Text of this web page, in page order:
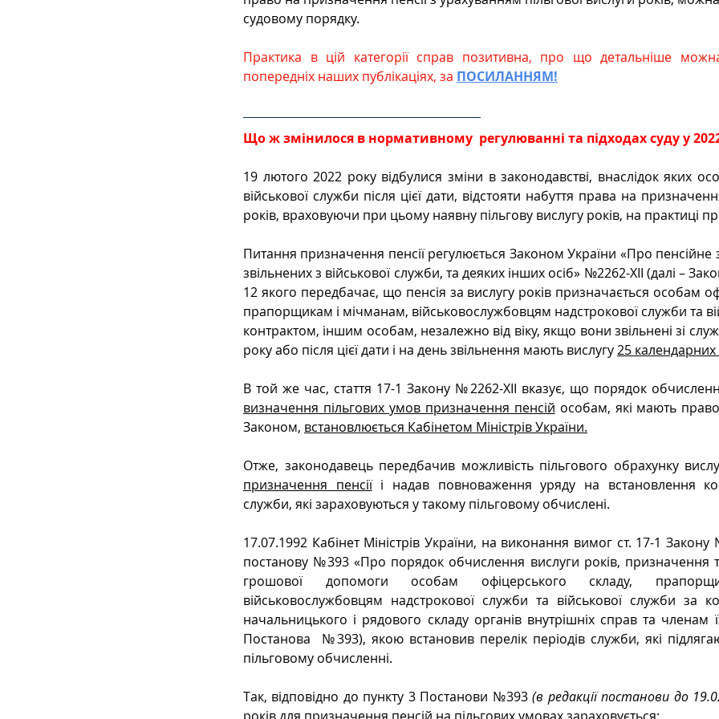
судовому порядку.
Практика в цій категорії справ позитивна, про що детальніше
попередніх наших публікаціях, за ПОСИЛАННЯМ!
Що ж змінилося в нормативному  регулюванні та підходах суду у
19 лютого 2022 року відбулися зміни в законодавстві, внаслідок яких
військової служби після цієї дати, відстояти набуття права на
років, враховуючи при цьому наявну пільгову вислугу років, на практиці
Питання призначення пенсії регулюється Законом України «Про пенсійне
звільнених з військової служби, та деяких інших осіб» №2262-XII (далі –
12 якого передбачає, що пенсія за вислугу років призначається особам
прапорщикам і мічманам, військовослужбовцям надстрокової служби та
контрактом, іншим особам, незалежно від віку, якщо вони звільнені зі
року або після цієї дати і на день звільнення мають вислугу 25 календарних
В той же час, стаття 17-1 Закону №2262-XII вказує, що порядок
визначення пільгових умов призначення пенсій особам, які мають
Законом, встановлюється Кабінетом Міністрів України.
Отже, законодавець передбачив можливість пільгового обрахунку
призначення пенсії і надав повноваження уряду на встановлення
служби, які зараховуються у такому пільговому обчислені.
17.07.1992 Кабінет Міністрів України, на виконання вимог ст. 17-1
постанову №393 «Про порядок обчислення вислуги років, призначення
грошової допомоги особам офіцерського складу,
військовослужбовцям надстрокової служби та військової служби за
начальницького і рядового складу органів внутрішніх справ та членам
Постанова  №393), якою встановив перелік періодів служби, які
пільговому обчисленні.
Так, відповідно до пункту 3 Постанови №393 (в редакції постанови до
років для призначення пенсій на пільгових умовах зараховується: